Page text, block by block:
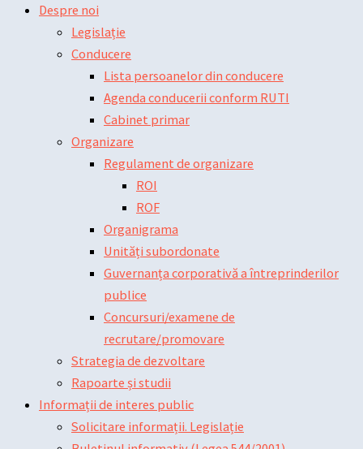
Despre noi
Legislație
Conducere
Lista persoanelor din conducere
Agenda conducerii conform RUTI
Cabinet primar
Organizare
Regulament de organizare
ROI
ROF
Organigrama
Unități subordonate
Guvernanța corporativă a întreprinderilor
publice
Concursuri/examene de
recrutare/promovare
Strategia de dezvoltare
Rapoarte și studii
Informații de interes public
Solicitare informații. Legislație